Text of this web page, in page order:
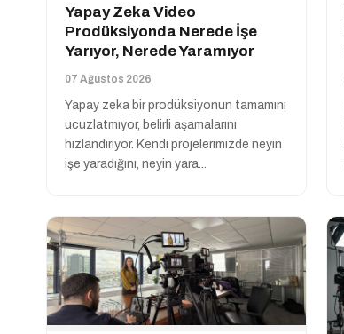
Yapay Zeka Video
Prodüksiyonda Nerede İşe
Yarıyor, Nerede Yaramıyor
07 Ağustos 2026
Yapay zeka bir prodüksiyonun tamamını
ucuzlatmıyor, belirli aşamalarını
hızlandırıyor. Kendi projelerimizde neyin
işe yaradığını, neyin yara...